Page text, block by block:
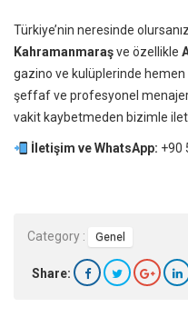
Türkiye’nin neresinde
Kahramanmaraşve özellikle
gazino ve kulüplerinde hemen
şeffaf ve profesyonel
vakit kaybetmeden bizimle
İletişim ve WhatsApp: +90
Category : Genel
Share: